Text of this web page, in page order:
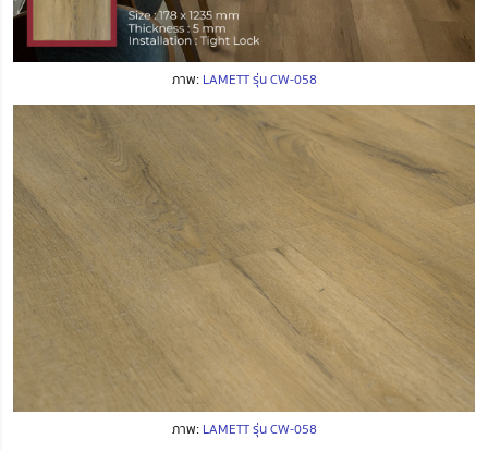
ภาพ: LAMETT รุ่น CW-058
ภาพ: LAMETT รุ่น CW-058